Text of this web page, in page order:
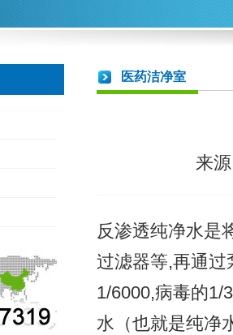
医药洁净室
来
反渗透纯净水是
过滤器等,再通过
1/6000,病毒的1/
水（也就是纯净